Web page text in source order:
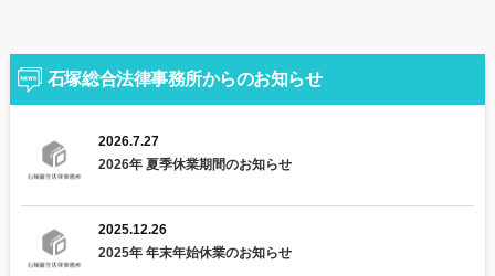
ナ
ビ
ー
石塚総合法律事務所からのお知らせ
2026.7.27
2026年 夏季休業期間のお知らせ
2025.12.26
2025年 年末年始休業のお知らせ